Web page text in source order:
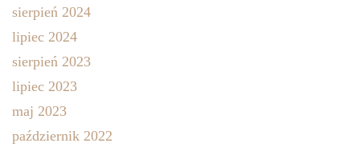
sierpień 2024
lipiec 2024
sierpień 2023
lipiec 2023
maj 2023
październik 2022